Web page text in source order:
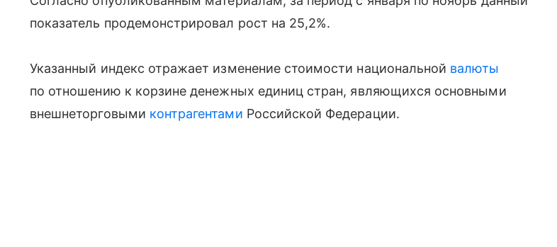
показатель продемонстрировал рост на 25,2%.
Указанный индекс отражает изменение стоимости национальной валюты
по отношению к корзине денежных единиц стран, являющихся основными
внешнеторговыми контрагентами Российской Федерации.